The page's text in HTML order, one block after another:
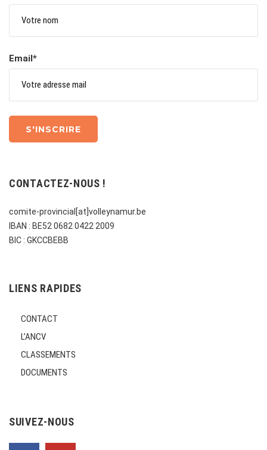
Email*
CONTACTEZ-NOUS !
comite-provincial[at]volleynamur.be
IBAN : BE52 0682 0422 2009
BIC : GKCCBEBB
LIENS RAPIDES
CONTACT
L’ANCV
CLASSEMENTS
DOCUMENTS
SUIVEZ-NOUS